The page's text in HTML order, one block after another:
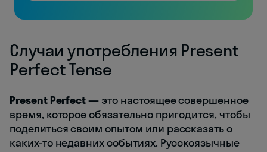
Случаи употребления Present
Perfect Tense
Present Perfect —это настоящее совершенное
время, которое обязательно пригодится, чтобы
поделиться своим опытом или рассказать о
каких-то недавних событиях. Русскоязычные